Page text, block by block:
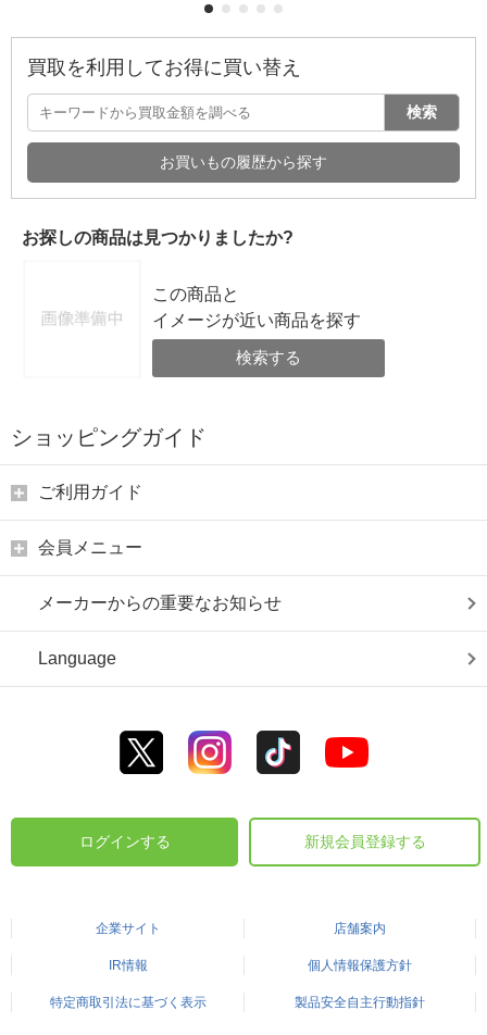
買取を利用してお得に買い替え
検索
お買いもの履歴から探す
お探しの商品は見つかりましたか?
この商品と
イメージが近い商品を探す
検索する
ショッピングガイド
ご利用ガイド
会員メニュー
メーカーからの重要なお知らせ
Language
ログインする 新規会員登録する
企業サイト 店舗案内
IR情報 個人情報保護方針
特定商取引法に基づく表示 製品安全自主行動指針